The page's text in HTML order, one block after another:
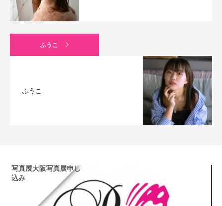
ふうこ
ふうこ
写真展大阪写真展申し
込み